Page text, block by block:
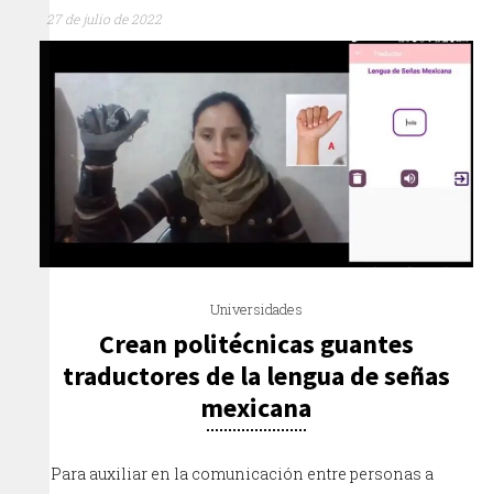
27 de julio de 2022
Universidades
Crean politécnicas guantes
traductores de la lengua de señas
mexicana
Para auxiliar en la comunicación entre personas a